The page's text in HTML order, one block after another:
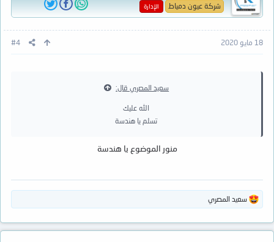
شركة عيون دمياط الإدارة
18 مايو 2020 #4
سعيد المصري قال:
الله عليك
تسلم يا هندسة
منور الموضوع يا هندسة
ا
ل
سعيد المصري